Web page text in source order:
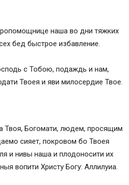
наша во дни тяжких
бед быстрое избавление.
с Тобою, подаждь и нам,
Твоея и яви милосердие Твое.
Твоя, Богомати, людем, просящим
сияет, покровом бо Твоея
и нивы наша и плодоносити их
вопити Христу Богу: Аллилуиа.